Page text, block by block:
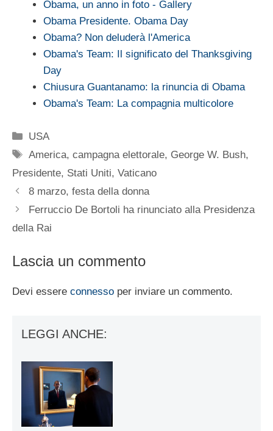
Obama, un anno in foto - Gallery
Obama Presidente. Obama Day
Obama? Non deluderà l'America
Obama's Team: Il significato del Thanksgiving
Day
Chiusura Guantanamo: la rinuncia di Obama
Obama's Team: La compagnia multicolore
Categorie
USA
Tag
America,campagna elettorale, George W. Bush,
Presidente, Stati Uniti, Vaticano
8 marzo, festa della donna
Ferruccio De Bortoli ha rinunciato alla Presidenza
della Rai
Lascia un commento
Devi essere connesso per inviare un commento.
LEGGI ANCHE: